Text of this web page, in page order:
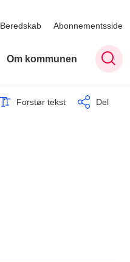
Beredskab Abonnementsside
Om kommunen
Forstør tekst Del